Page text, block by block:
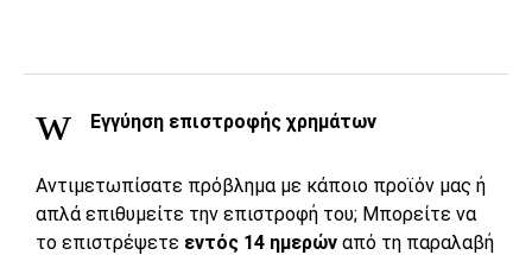
Εγγύηση επιστροφής χρημάτων
Αντιμετωπίσατε πρόβλημα με κάποιο προϊόν μας ή
απλά επιθυμείτε την επιστροφή του; Μπορείτε να
το επιστρέψετε εντός 14 ημερών από τη παραλαβή